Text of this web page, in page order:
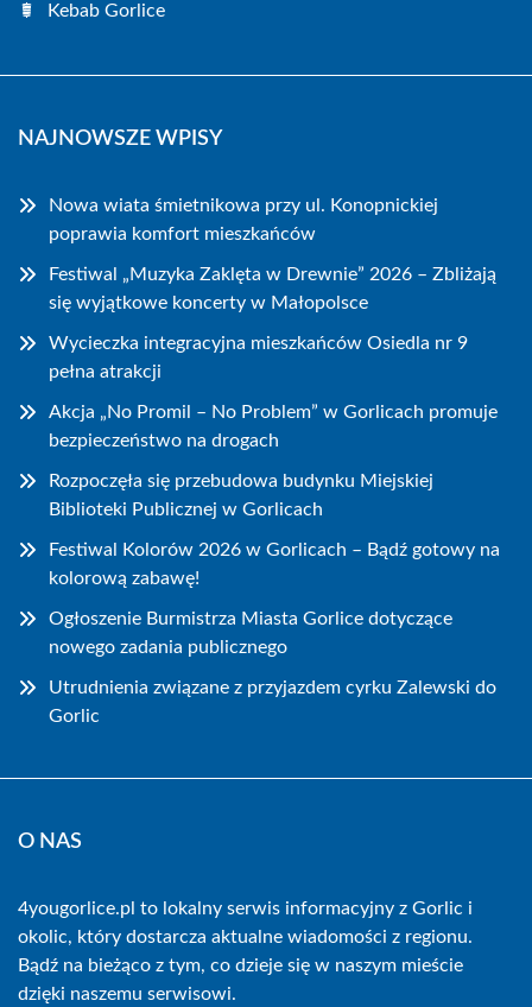
Kebab Gorlice
NAJNOWSZE WPISY
Nowa wiata śmietnikowa przy ul. Konopnickiej
poprawia komfort mieszkańców
Festiwal „Muzyka Zaklęta w Drewnie” 2026 – Zbliżają
się wyjątkowe koncerty w Małopolsce
Wycieczka integracyjna mieszkańców Osiedla nr 9
pełna atrakcji
Akcja „No Promil – No Problem” w Gorlicach promuje
bezpieczeństwo na drogach
Rozpoczęła się przebudowa budynku Miejskiej
Biblioteki Publicznej w Gorlicach
Festiwal Kolorów 2026 w Gorlicach – Bądź gotowy na
kolorową zabawę!
Ogłoszenie Burmistrza Miasta Gorlice dotyczące
nowego zadania publicznego
Utrudnienia związane z przyjazdem cyrku Zalewski do
Gorlic
O NAS
4yougorlice.pl to lokalny serwis informacyjny z Gorlic i
okolic, który dostarcza aktualne wiadomości z regionu.
Bądź na bieżąco z tym, co dzieje się w naszym mieście
dzięki naszemu serwisowi.